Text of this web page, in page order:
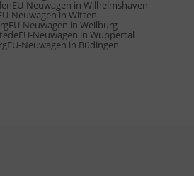
EU-Neuwagen in Wilhelmshaven
Neuwagen in Witten
EU-Neuwagen in Weilburg
EU-Neuwagen in Wuppertal
EU-Neuwagen in Büdingen